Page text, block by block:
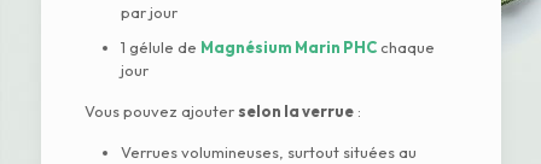
par jour
1 gélule de Magnésium Marin PHCchaque
jour
Vous pouvez ajouterselon la verrue:
Verrues volumineuses, surtout situées au